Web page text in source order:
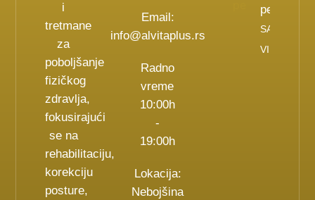
i
tretmane
za
poboljšanje
fizičkog
zdravlja,
fokusirajući
se na
rehabilitaciju,
korekciju
posture,
Email:
info@alvitaplus.rs
Radno
vreme
10:00h
-
19:00h
Lokacija:
Nebojšina
peta
SAZNAJ
VIŠE